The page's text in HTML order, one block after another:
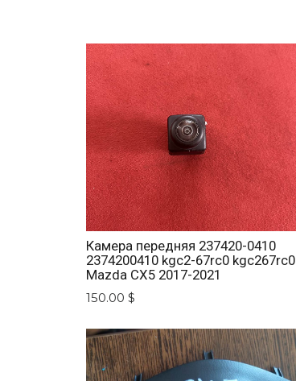
Камера передняя 237420-0410
2374200410 kgc2-67rc0 kgc267rc0
Mazda CX5 2017-2021
150.00 $